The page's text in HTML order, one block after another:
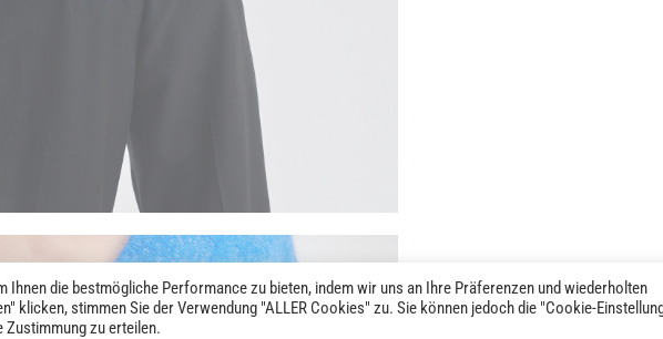
Ihnen die bestmögliche Performance zu bieten, indem wir uns an Ihre Präferenzen und wiederholten
klicken, stimmen Sie der Verwendung "ALLER Cookies" zu. Sie können jedoch die "Cookie-
Zustimmung zu erteilen.